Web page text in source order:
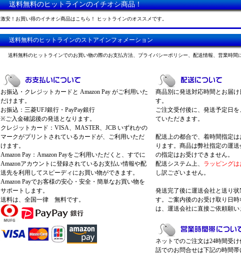
送料無料のヒットラインのイチオシ商品！
激安！お買い得のイチオシ商品はこちら！ ヒットラインのオススメです。
送料無料のヒットラインのストアインフォメーション
送料無料のヒットラインでのお買い物の際のお支払方法、プライバシーポリシー、配送情報、営業時間
お振込・クレジットカードと Amazon Pay がご利用いた
だけます。
お振込：三菱UFJ銀行・PayPay銀行
※ご入金確認後の発送となります。
クレジットカード：VISA、MASTER、JCB いずれかの
マークがプリントされているカードが、ご利用いただ
けます。
Amazon Pay：Amazon Payをご利用いただくと、すでに
Amazonアカウントに登録されているお支払い情報や配
送先を利用してスピーディにお買い物ができます。
Amazon Payでお客様の安心・安全・簡単なお買い物を
サポートします。
送料は、全国一律 無料です。
商品別に発送対応時間とお届け
す。
ご注文受付後に、発送予定日
ていただきます。
配送上の都合で、着時間指定
ります。商品は弊社指定の運
の指定はお受けできません。
配送システム上、
ラッピングは
し訳ございません。
発送完了後に運送会社と送り状
す。ご案内後のお受け取り日
は、運送会社に直接ご依頼願い
ネットでのご注文は24時間受
話でのお問合せは下記の時間帯